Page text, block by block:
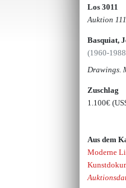
Los 3011
Auktion 111
Basquiat,
(1960-
Drawings.
Zuschlag
1.100€
Aus dem
Moderne